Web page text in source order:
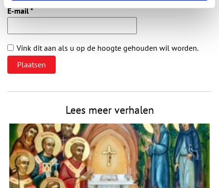
E-mail*
Vink dit aan als u op de hoogte gehouden wil worden.
Lees meer verhalen